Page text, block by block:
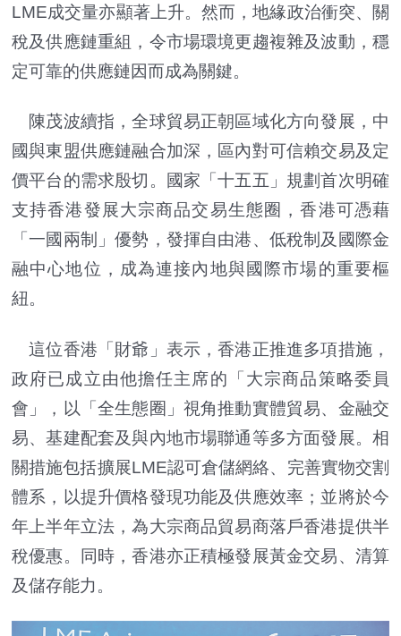
LME成交量亦顯著上升。然而，地緣政治衝突、關
稅及供應鏈重組，令市場環境更趨複雜及波動，穩
定可靠的供應鏈因而成為關鍵。
陳茂波續指，全球貿易正朝區域化方向發展，中
國與東盟供應鏈融合加深，區內對可信賴交易及定
價平台的需求殷切。國家「十五五」規劃首次明確
支持香港發展大宗商品交易生態圈，香港可憑藉
「一國兩制」優勢，發揮自由港、低稅制及國際金
融中心地位，成為連接內地與國際市場的重要樞
紐。
這位香港「財爺」表示，香港正推進多項措施，
政府已成立由他擔任主席的「大宗商品策略委員
會」，以「全生態圈」視角推動實體貿易、金融交
易、基建配套及與內地市場聯通等多方面發展。相
關措施包括擴展LME認可倉儲網絡、完善實物交割
體系，以提升價格發現功能及供應效率；並將於今
年上半年立法，為大宗商品貿易商落戶香港提供半
稅優惠。同時，香港亦正積極發展黃金交易、清算
及儲存能力。